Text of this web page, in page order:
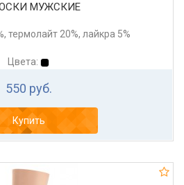
МУЖСКИЕ
термолайт 20%, лайкра 5%
Цвета:
550 руб.
Купить